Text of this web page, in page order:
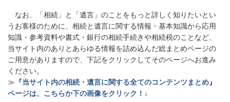
なお、「相続」と「遺言」のことをもっと詳しく知りたいとい
うお客様のために、相続と遺言に関する情報・基本知識から応用
知識・参考資料や書式・銀行の相続手続きや相続税のことなど、
当サイト内のありとあらゆる情報を詰め込んだ総まとめページの
ご用意がありますので、下記をクリックしてそのページへお進み
ください。
≫ 『当サイト内の相続・遺言に関する全てのコンテンツまとめ』
ページは、こちらか下の画像をクリック！ ↓